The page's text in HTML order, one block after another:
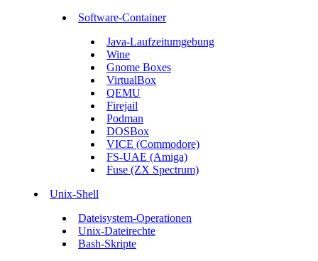
Software-Container
Java-Laufzeitumgebung
Wine
Gnome Boxes
VirtualBox
QEMU
Firejail
Podman
DOSBox
VICE (Commodore)
FS-UAE (Amiga)
Fuse (ZX Spectrum)
Unix-Shell
Dateisystem-Operationen
Unix-Dateirechte
Bash-Skripte